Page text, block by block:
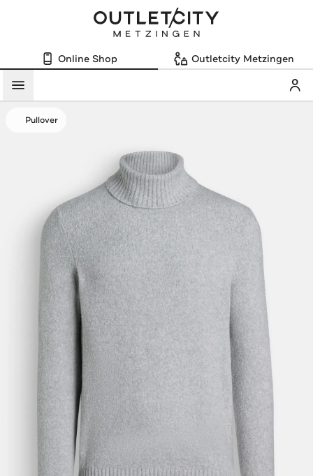
Online Shop Outletcity Metzingen
Menü
Pullover